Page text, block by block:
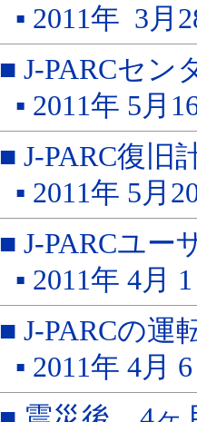
▪ 2011年 3月
■ J-PARCセン
▪ 2011年 5月
■ J-PARC復旧
▪ 2011年 5月
■ J-PARCユー
▪ 2011年 4月
■ J-PARCの運
▪ 2011年 4月